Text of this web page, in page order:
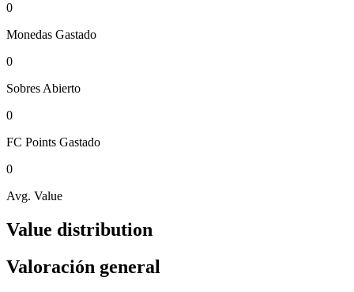
0
Monedas Gastado
0
Sobres Abierto
0
FC Points Gastado
0
Avg. Value
Value distribution
Valoración general